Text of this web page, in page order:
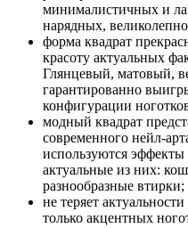
минималистичных и
нарядных,
форма квадрат
красоту актуальных
Глянцевый, матовый,
гарантированно
конфигурации
модный квадрат
современного нейл-
используются
актуальные из них:
разнообразные втирки;
не теряет
только акцентных